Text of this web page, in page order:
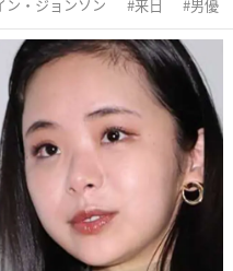
ン・ジョンソン 来日 男優